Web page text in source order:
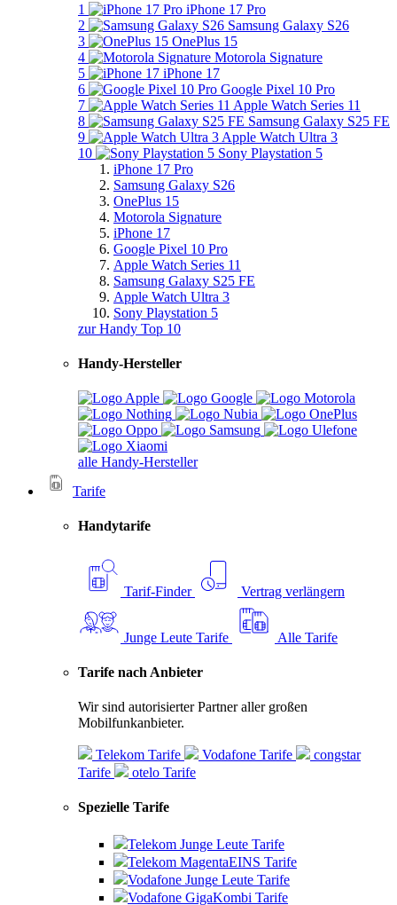
1
iPhone 17 Pro
2
Samsung Galaxy S26
3
OnePlus 15
4
Motorola Signature
5
iPhone 17
6
Google Pixel 10 Pro
7
Apple Watch Series 11
8
Samsung Galaxy S25 FE
9
Apple Watch Ultra 3
10
Sony Playstation 5
iPhone 17 Pro
Samsung Galaxy S26
OnePlus 15
Motorola Signature
iPhone 17
Google Pixel 10 Pro
Apple Watch Series 11
Samsung Galaxy S25 FE
Apple Watch Ultra 3
Sony Playstation 5
zur Handy Top 10
Handy-Hersteller
alle Handy-Hersteller
Tarife
Handytarife
Tarif-Finder Vertrag verlängern
Junge Leute Tarife Alle Tarife
Tarife nach Anbieter
Wir sind autorisierter Partner aller großen
Mobilfunkanbieter.
Telekom Tarife Vodafone Tarife
congstar
Tarife
otelo Tarife
Spezielle Tarife
Telekom Junge Leute Tarife
Telekom MagentaEINS Tarife
Vodafone Junge Leute Tarife
Vodafone GigaKombi Tarife